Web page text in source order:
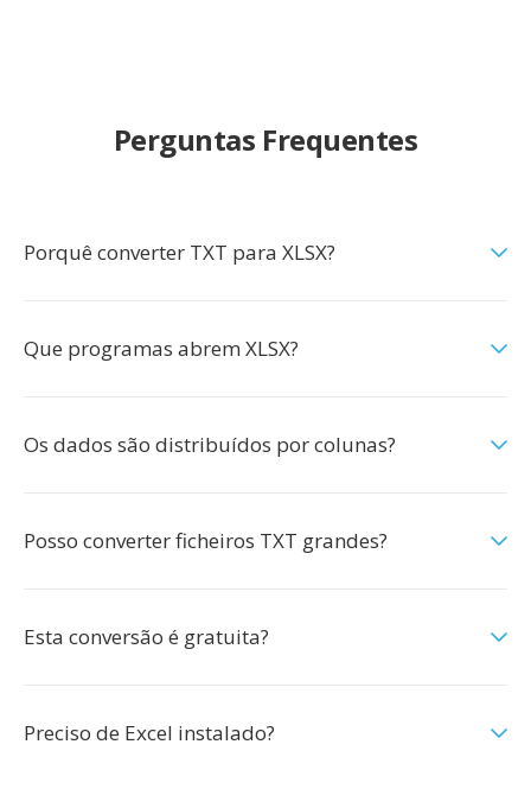
Perguntas Frequentes
Porquê converter TXT para XLSX?
Que programas abrem XLSX?
Os dados são distribuídos por colunas?
Posso converter ficheiros TXT grandes?
Esta conversão é gratuita?
Preciso de Excel instalado?